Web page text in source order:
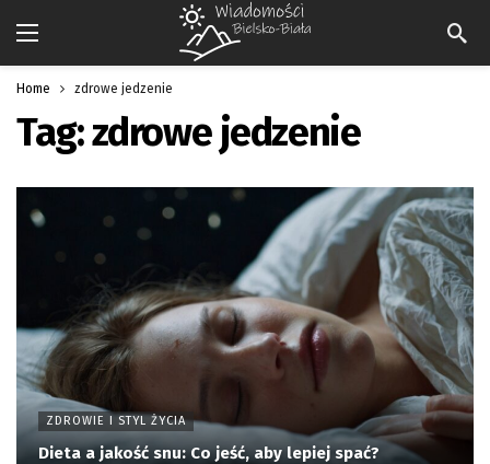
Home zdrowe jedzenie
Tag:zdrowe jedzenie
ZDROWIE I STYL ŻYCIA
Dieta a jakość snu: Co jeść, aby lepiej spać?